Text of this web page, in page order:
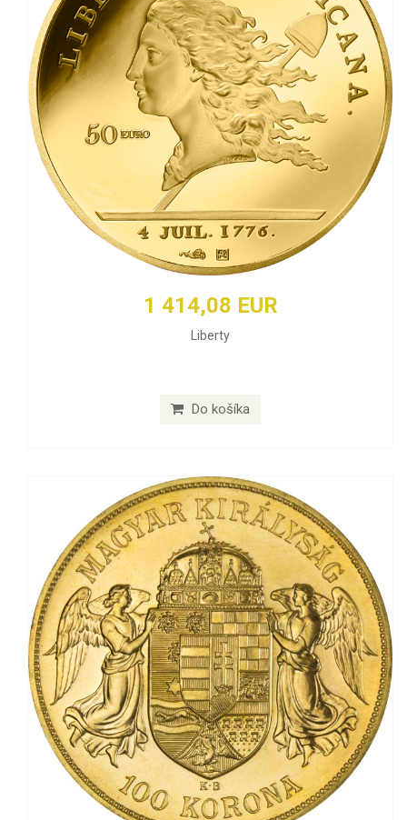
1 414,08 EUR
Liberty
Do košíka